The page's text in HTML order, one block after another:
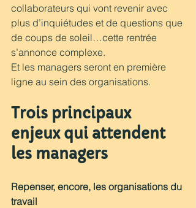
collaborateurs qui vont revenir avec
plus d’inquiétudes et de questions que
de coups de soleil…cette rentrée
s’annonce complexe.
Et les managers seront en première
ligne au sein des organisations.
Trois principaux
enjeux qui attendent
les managers
Repenser, encore, les organisations du
travail